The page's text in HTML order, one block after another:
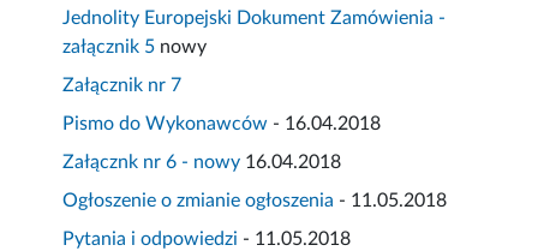
Jednolity Europejski Dokument Zamówienia -
załącznik 5 nowy
Załącznik nr 7
Pismo do Wykonawców - 16.04.2018
Załącznk nr 6 - nowy 16.04.2018
Ogłoszenie o zmianie ogłoszenia - 11.05.2018
Pytania i odpowiedzi - 11.05.2018